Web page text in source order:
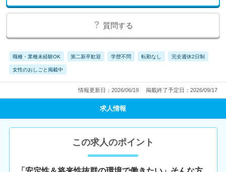
質問する
職種・業種未経験OK 第二新卒歓迎 学歴不問 転勤なし 完全週休2日制
女性のおしごと掲載中
情報更新日：2026/06/19 掲載終了予定日：2026/09/17
求人情報
この求人のポイント